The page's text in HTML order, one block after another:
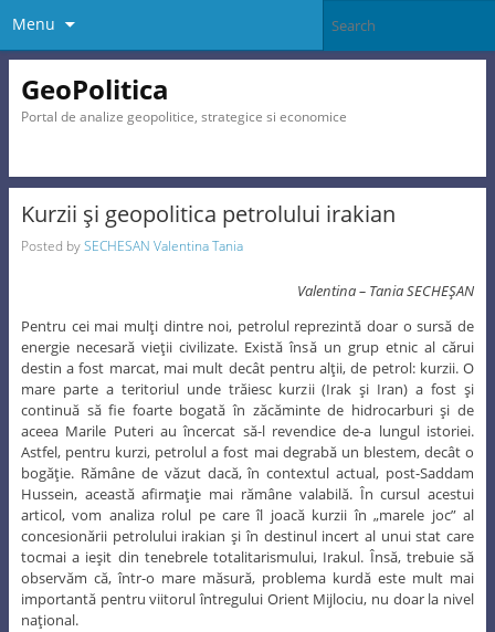
Menu
GeoPolitica
Portal de analize geopolitice, strategice si economice
Kurzii şi geopolitica petrolului irakian
Posted bySECHESAN Valentina Tania
Valentina – Tania SECHEŞAN
Pentru cei mai mulţi dintre noi, petrolul reprezintă doar o sursă de
energie necesară vieţii civilizate. Există însă un grup etnic al cărui
destin a fost marcat, mai mult decât pentru alţii, de petrol: kurzii. O
mare parte a teritoriul unde trăiesc kurzii (Irak şi Iran) a fost şi
continuă să fie foarte bogată în zăcăminte de hidrocarburi şi de
aceea Marile Puteri au încercat să-l revendice de-a lungul istoriei.
Astfel, pentru kurzi, petrolul a fost mai degrabă un blestem, decât o
bogăţie. Rămâne de văzut dacă, în contextul actual, post-Saddam
Hussein, această afirmaţie mai rămâne valabilă. În cursul acestui
articol, vom analiza rolul pe care îl joacă kurzii în „marele joc” al
concesionării petrolului irakian şi în destinul incert al unui stat care
tocmai a ieşit din tenebrele totalitarismului, Irakul. Însă, trebuie să
observăm că, într-o mare măsură, problema kurdă este mult mai
importantă pentru viitorul întregului Orient Mijlociu, nu doar la nivel
naţional.